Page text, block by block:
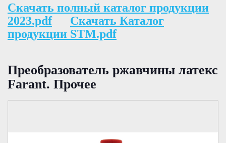
Скачать полный каталог продукции
2023.pdf
Скачать Каталог
продукции STM.pdf
Преобразователь ржавчины латекс
Fаrant. Прочее